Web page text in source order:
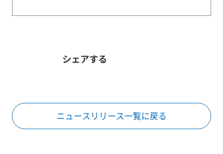
シェアする
ニュースリリース一覧に戻る